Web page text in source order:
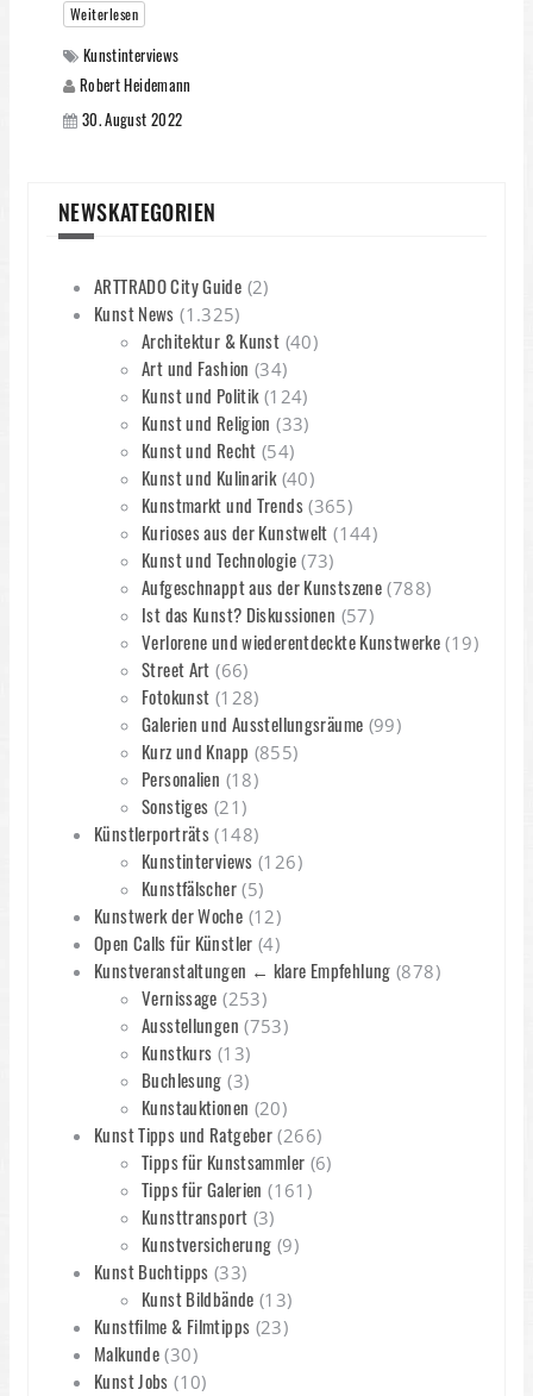
Weiterlesen
Kunstinterviews
Robert Heidemann
30. August 2022
NEWSKATEGORIEN
ARTTRADO City Guide (2)
Kunst News (1.325)
Architektur & Kunst (40)
Art und Fashion (34)
Kunst und Politik(124)
Kunst und Religion (33)
Kunst und Recht (54)
Kunst und Kulinarik(40)
Kunstmarkt und Trends(365)
Kurioses aus der Kunstwelt (144)
Kunst und Technologie(73)
Aufgeschnappt aus der Kunstszene (788)
Ist das Kunst? Diskussionen (57)
Verlorene und wiederentdeckte Kunstwerke (19)
Street Art (66)
Fotokunst (128)
Galerien und Ausstellungsräume (99)
Kurz und Knapp (855)
Personalien (18)
Sonstiges (21)
Künstlerporträts (148)
Kunstinterviews (126)
Kunstfälscher(5)
Kunstwerk der Woche (12)
Open Calls für Künstler (4)
Kunstveranstaltungen ← klare Empfehlung (878)
Vernissage (253)
Ausstellungen (753)
Kunstkurs (13)
Buchlesung (3)
Kunstauktionen (20)
Kunst Tipps und Ratgeber (266)
Tipps für Kunstsammler (6)
Tipps für Galerien (161)
Kunsttransport (3)
Kunstversicherung (9)
Kunst Buchtipps (33)
Kunst Bildbände (13)
Kunstfilme & Filmtipps (23)
Malkunde (30)
Kunst Jobs (10)